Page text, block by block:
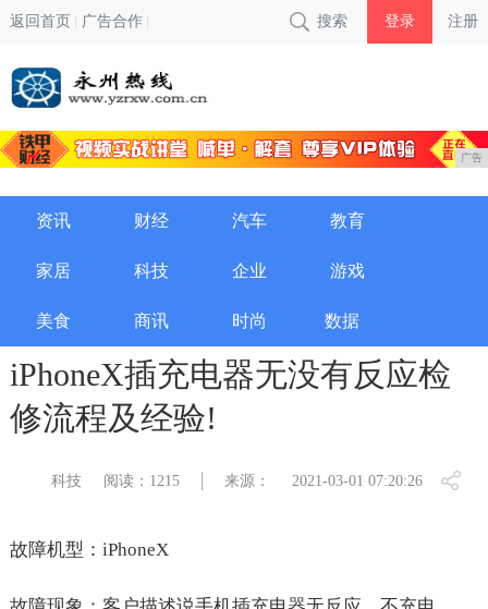
返回首页 广告合作 搜索 登录 注册
广告
资讯 财经 汽车 教育
家居 科技 企业 游戏
美食 商讯 时尚 数据
iPhoneX插充电器无没有反应检
修流程及经验!
科技 阅读：1215 来源： 2021-03-01 07:20:26
故障机型：iPhoneX